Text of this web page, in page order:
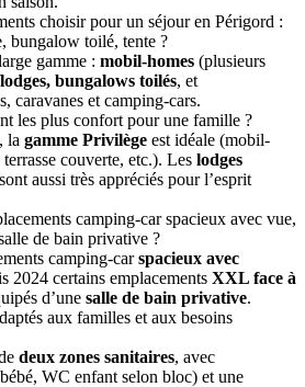
choisir pour un séjour en Périgord :
bungalow toilé, tente ?
gamme : mobil-homes (plusieurs
bungalows toilés, et
caravanes et camping-cars.
les plus confort pour une famille ?
la gamme Privilège est idéale (mobil-
couverte, etc.). Les lodges
aussi très appréciés pour l’esprit
camping-car spacieux avec vue,
de bain privative ?
camping-carspacieux avec
2024 certains emplacements XXL face à
d’une salle de bain privative.
aux familles et aux besoins
deux zones sanitaires, avec
WC enfant selon bloc) et une